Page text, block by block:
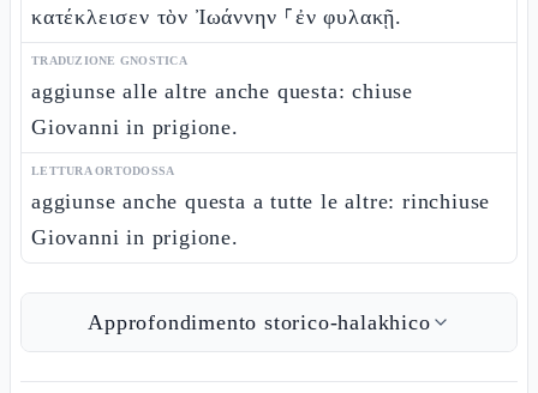
κατέκλεισεν τὸν Ἰωάννην ⸀ἐν φυλακῇ.
TRADUZIONE GNOSTICA
aggiunse alle altre anche questa: chiuse
Giovanni in prigione.
LETTURA ORTODOSSA
aggiunse anche questa a tutte le altre: rinchiuse
Giovanni in prigione.
Approfondimento storico-halakhico